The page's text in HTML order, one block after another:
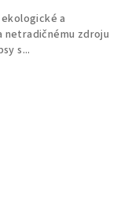
ekologické a
netradičnému zdroju
s...